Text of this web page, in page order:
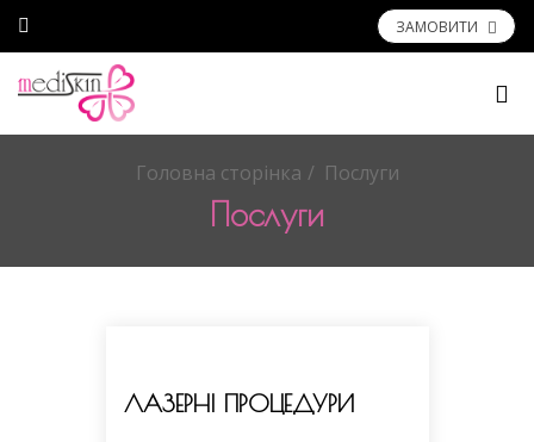
ЗАМОВИТИ
Головна сторінка Послуги
Послуги
ЛАЗЕРНІ ПРОЦЕДУРИ